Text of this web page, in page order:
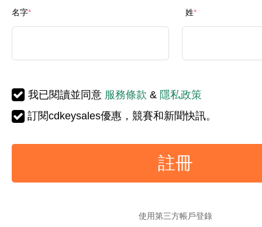
+1
名字* 姓*
我已閱讀並同意 服務條款 & 隱私政策
訂閱cdkeysales優惠，競賽和新聞快訊。
註冊
使用第三方帳戶登錄